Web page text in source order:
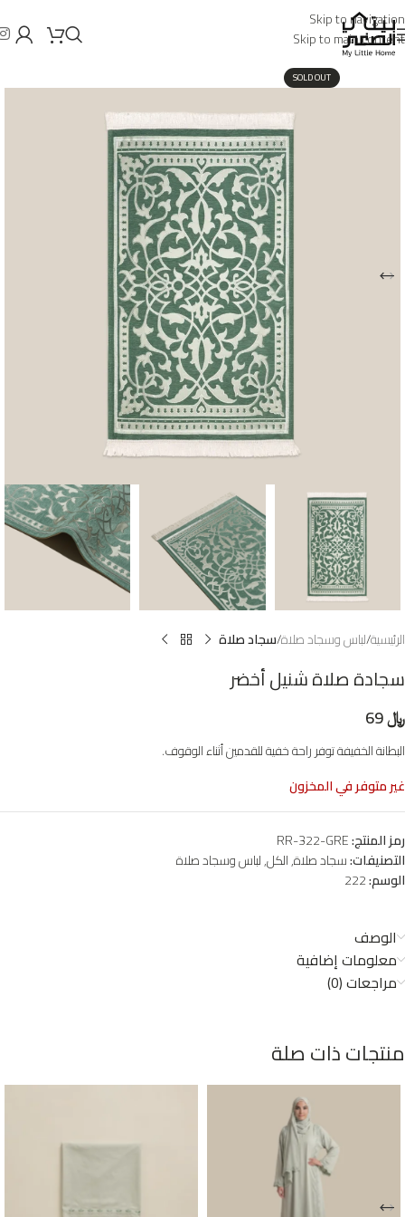
Skip to navigation
Skip to main content
SOLD OUT
الرئيسية لباس وسجاد صلاة سجاد صلاة
سجادة صلاة شنيل أخضر
﷼
البطانة الخفيفة توفر راحة خفية للقدمين أثناء الوقوف.
غير متوفر في المخزون
رمز المنتج:RR-322-GRE
التصنيفات:سجاد صلاة,الكل,لباس وسجاد صلاة
الوسم:222
الوصف
معلومات إضافية
مراجعات (0)
منتجات ذات صلة